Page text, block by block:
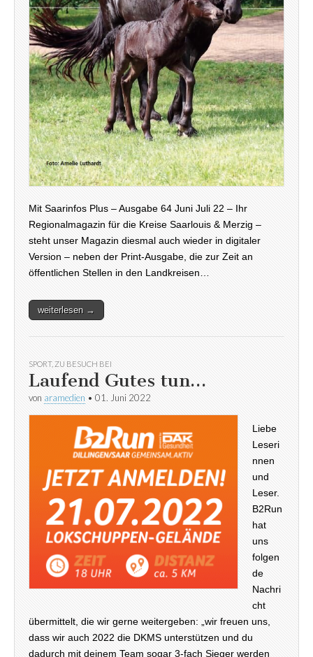
Mit Saarinfos Plus – Ausgabe 64 Juni Juli 22 – Ihr
Regionalmagazin für die Kreise Saarlouis & Merzig –
steht unser Magazin diesmal auch wieder in digitaler
Version – neben der Print-Ausgabe, die zur Zeit an
öffentlichen Stellen in den Landkreisen…
weiterlesen →
SPORT, ZU BESUCH BEI
Laufend Gutes tun…
von aramedien • 01. Juni 2022
Liebe
Leseri
nnen
und
Leser.
B2Run
hat
uns
folgen
de
Nachri
cht
übermittelt, die wir gerne weitergeben: „wir freuen uns,
dass wir auch 2022 die DKMS unterstützen und du
dadurch mit deinem Team sogar 3-fach Sieger werden